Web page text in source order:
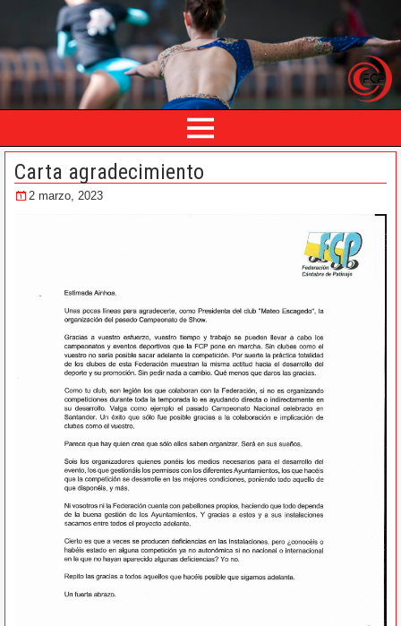
Carta agradecimiento
2 marzo, 2023